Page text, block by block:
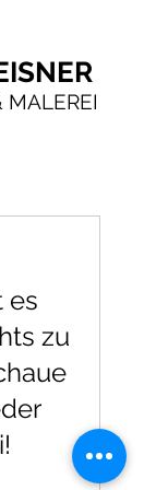
MALEREI
es
zu